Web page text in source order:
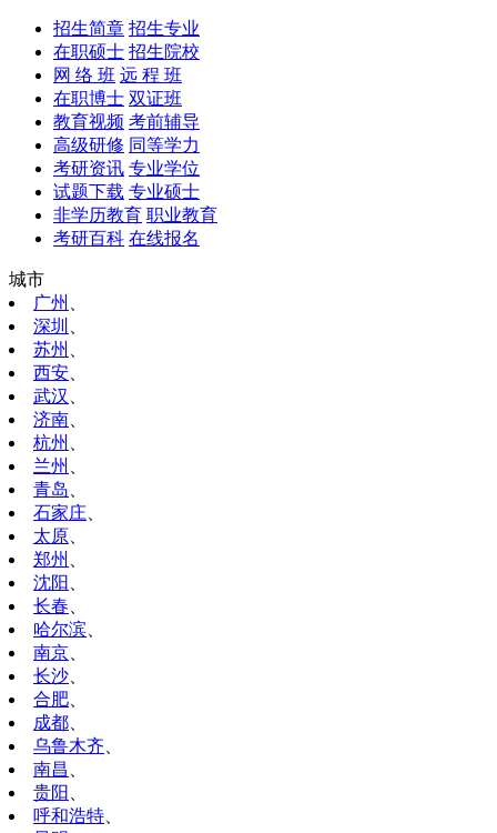
招生简章 招生专业
在职硕士 招生院校
网 络 班 远 程 班
在职博士 双证班
教育视频 考前辅导
高级研修 同等学力
考研资讯 专业学位
试题下载 专业硕士
非学历教育 职业教育
考研百科 在线报名
城市
广州
深圳
苏州
西安
武汉
济南
杭州
兰州
青岛
石家庄
太原
郑州
沈阳
长春
哈尔滨
南京
长沙
合肥
成都
乌鲁木齐
南昌
贵阳
呼和浩特